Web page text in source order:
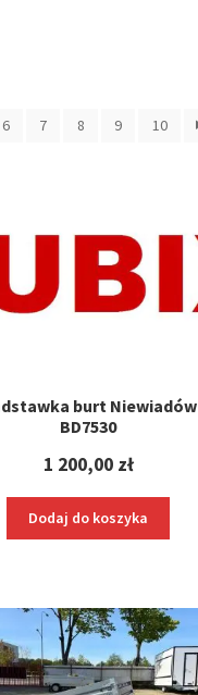
6 7 8 9 10
burt Niewiadów
BD7530
1 200,00 zł
Dodaj do koszyka